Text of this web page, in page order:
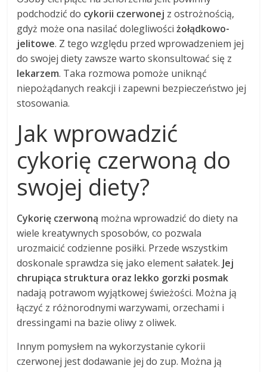
podchodzić do cykorii czerwonej z ostrożnością,
gdyż może ona nasilać dolegliwościżołądkowo-
jelitowe. Z tego względu przed wprowadzeniem jej
do swojej diety zawsze warto skonsultować się z
lekarzem. Taka rozmowa pomoże uniknąć
niepożądanych reakcji i zapewni bezpieczeństwo jej
stosowania.
Jak wprowadzić
cykorię czerwoną do
swojej diety?
Cykorię czerwoną można wprowadzić do diety na
wiele kreatywnych sposobów, co pozwala
urozmaicić codzienne posiłki. Przede wszystkim
doskonale sprawdza się jako element sałatek. Jej
chrupiąca struktura oraz lekko gorzki posmak
nadają potrawom wyjątkowej świeżości. Można ją
łączyć z różnorodnymi warzywami, orzechami i
dressingami na bazie oliwy z oliwek.
Innym pomysłem na wykorzystanie cykorii
czerwonej jest dodawanie jej do zup. Można ją